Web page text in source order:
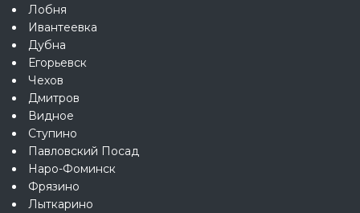
Лобня
Ивантеевка
Дубна
Егорьевск
Чехов
Дмитров
Видное
Ступино
Павловский Посад
Наро-Фоминск
Фрязино
Лыткарино